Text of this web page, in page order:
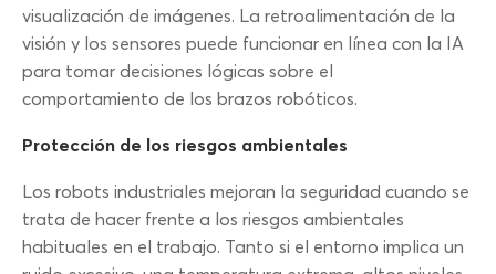
visualización de imágenes. La retroalimentación de la
visión y los sensores puede funcionar en línea con la IA
para tomar decisiones lógicas sobre el
comportamiento de los brazos robóticos.
Protección de los riesgos ambientales
Los robots industriales mejoran la seguridad cuando se
trata de hacer frente a los riesgos ambientales
habituales en el trabajo. Tanto si el entorno implica un